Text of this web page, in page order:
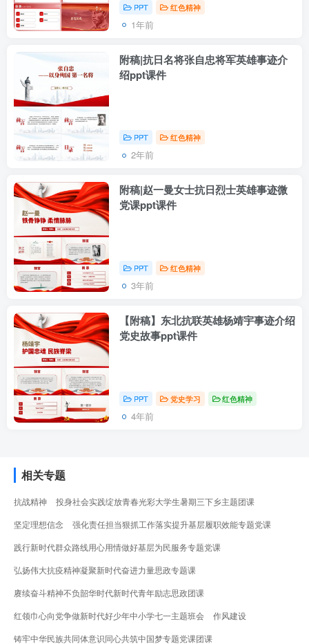
PPT 红色精神
1年前
附稿|抗日名将张自忠将军英雄事迹介
绍ppt课件
PPT 红色精神
2年前
附稿|赵一曼女士抗日烈士英雄事迹微
党课ppt课件
PPT 红色精神
3年前
【附稿】东北抗联英雄杨靖宇事迹介绍
党史故事ppt课件
PPT 党史学习 红色精神
4年前
相关专题
抗战精神
投身社会实践绽放青春光彩大学生暑期三下乡主题团课
坚定理想信念
强化责任担当狠抓工作落实提升基层履职效能专题党课
践行新时代群众路线用心用情做好基层为民服务专题党课
弘扬伟大抗疫精神凝聚新时代奋进力量思政专题课
赓续奋斗精神不负韶华时代新时代青年励志思政团课
红领巾心向党争做新时代好少年中小学七一主题班会
作风建设
铸牢中华民族共同体意识同心共筑中国梦专题党课团课